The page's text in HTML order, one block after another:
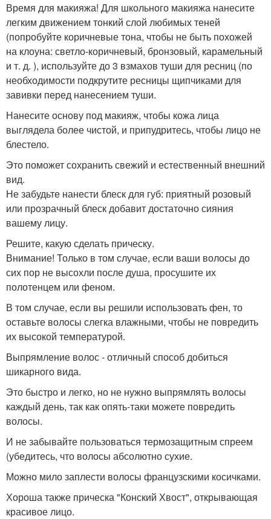
Время для макияжа! Для школьного макияжа нанесите
легким движением тонкий слой любимых теней
(попробуйте коричневые тона, чтобы не быть похожей
на клоуна: светло-коричневый, бронзовый, карамельный
и т. д. ), используйте до 3 взмахов туши для ресниц (по
необходимости подкрутите ресницы щипчиками для
завивки перед нанесением туши.
Нанесите основу под макияж, чтобы кожа лица
выглядела более чистой, и припудритесь, чтобы лицо не
блестело.
Это поможет сохранить свежий и естественный внешний
вид.
Не забудьте нанести блеск для губ: приятный розовый
или прозрачный блеск добавит достаточно сияния
вашему лицу.
Решите, какую сделать прическу.
Внимание! Только в том случае, если ваши волосы до
сих пор не высохли после душа, просушите их
полотенцем или феном.
В том случае, если вы решили использовать фен, то
оставьте волосы слегка влажными, чтобы не повредить
их высокой температурой.
Выпрямление волос - отличный способ добиться
шикарного вида.
Это быстро и легко, но не нужно выпрямлять волосы
каждый день, так как опять-таки можете повредить
волосы.
И не забывайте пользоваться термозащитным спреем
(убедитесь, что волосы абсолютно сухие.
Можно мило заплести волосы французскими косичками.
Хороша также прическа "Конский Хвост", открывающая
красивое лицо.